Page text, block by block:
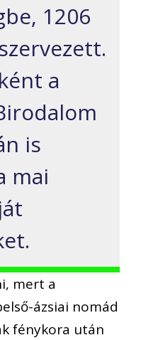
1206
a
is
mai
mert a
ázsiai nomád
fénykora után